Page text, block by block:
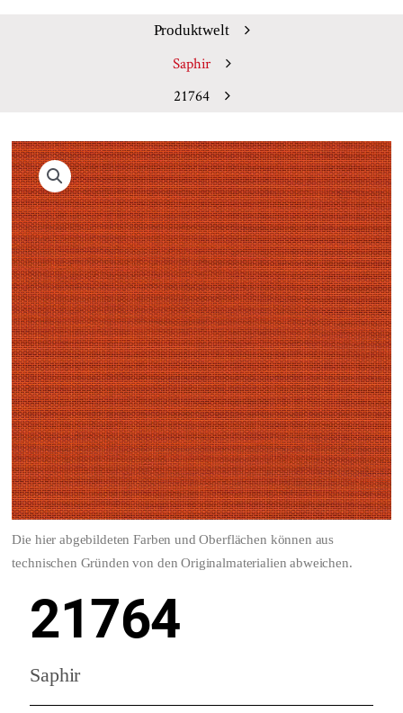
Produktwelt
Saphir
21764
Die hier abgebildeten Farben und Oberflächen können aus
technischen Gründen von den Originalmaterialien abweichen.
21764
Saphir